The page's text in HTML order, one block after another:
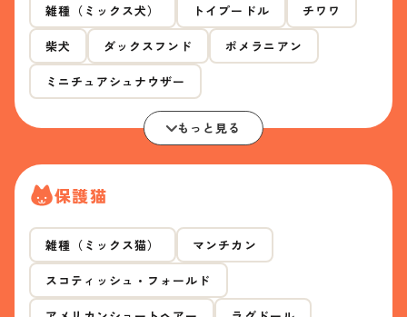
雑種（ミックス犬） トイプードル チワワ
柴犬 ダックスフンド ポメラニアン
ミニチュアシュナウザー
もっと見る
保護猫
雑種（ミックス猫） マンチカン
スコティッシュ・フォールド